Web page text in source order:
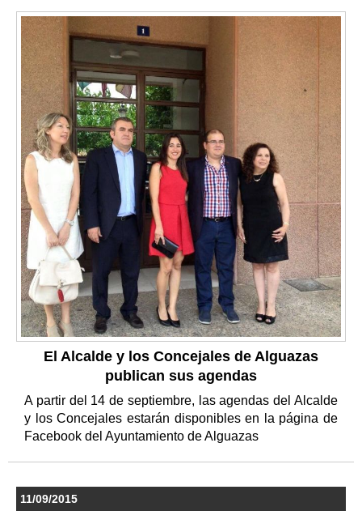
El Alcalde y los Concejales de Alguazas
publican sus agendas
A partir del 14 de septiembre, las agendas del Alcalde
y los Concejales estarán disponibles en la página de
Facebook del Ayuntamiento de Alguazas
11/09/2015